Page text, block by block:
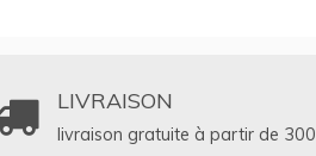
LIVRAISON
livraison gratuite à partir de 300